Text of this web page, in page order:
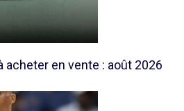
acheter en vente : août 2026